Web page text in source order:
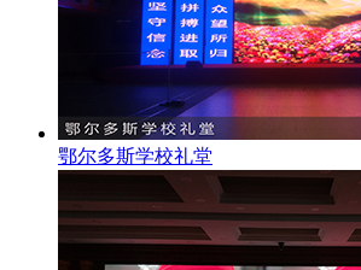
鄂尔多斯学校礼堂